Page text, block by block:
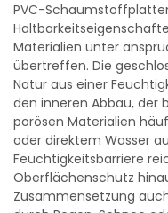
PVC-
Materialien unter
übertreffen. Die
Natur aus einer
den inneren Abbau, der
porösen Materialien
oder direktem Wasser
Feuchtigkeitsbarriere
Oberflächenschutz
Zusammensetzung